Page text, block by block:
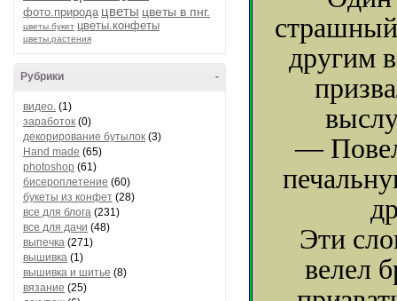
фото.природа цветы цветы в пнг.
цветы.букет цветы.конфеты
цветы.растения
-
Рубрики
видео. (1)
заработок (0)
декорирование бутылок (3)
Hand made (65)
photoshop (61)
бисероплетение (60)
букеты из конфет (28)
все для блога (231)
все для дачи (48)
выпечка (271)
вышивка (1)
вышивка и шитье (8)
вязание (25)
другим
—
Эти
велел